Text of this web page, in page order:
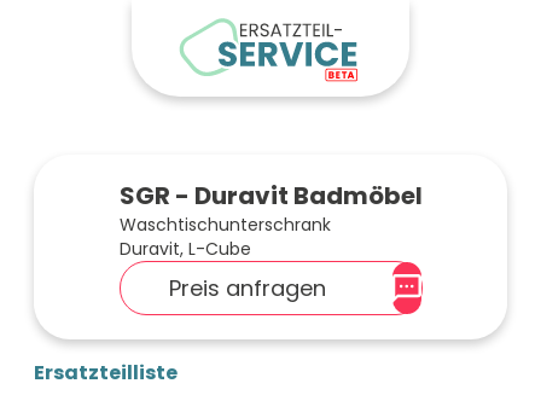
SGR - Duravit Badmöbel
Waschtischunterschrank
Duravit, L-Cube
Preis anfragen
Ersatzteilliste